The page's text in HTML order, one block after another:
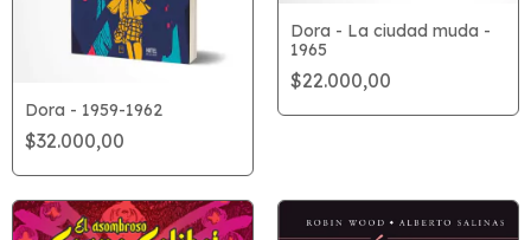
Dora - 1959-1962
$32.000,00
Dora - La ciudad muda -
1965
$22.000,00